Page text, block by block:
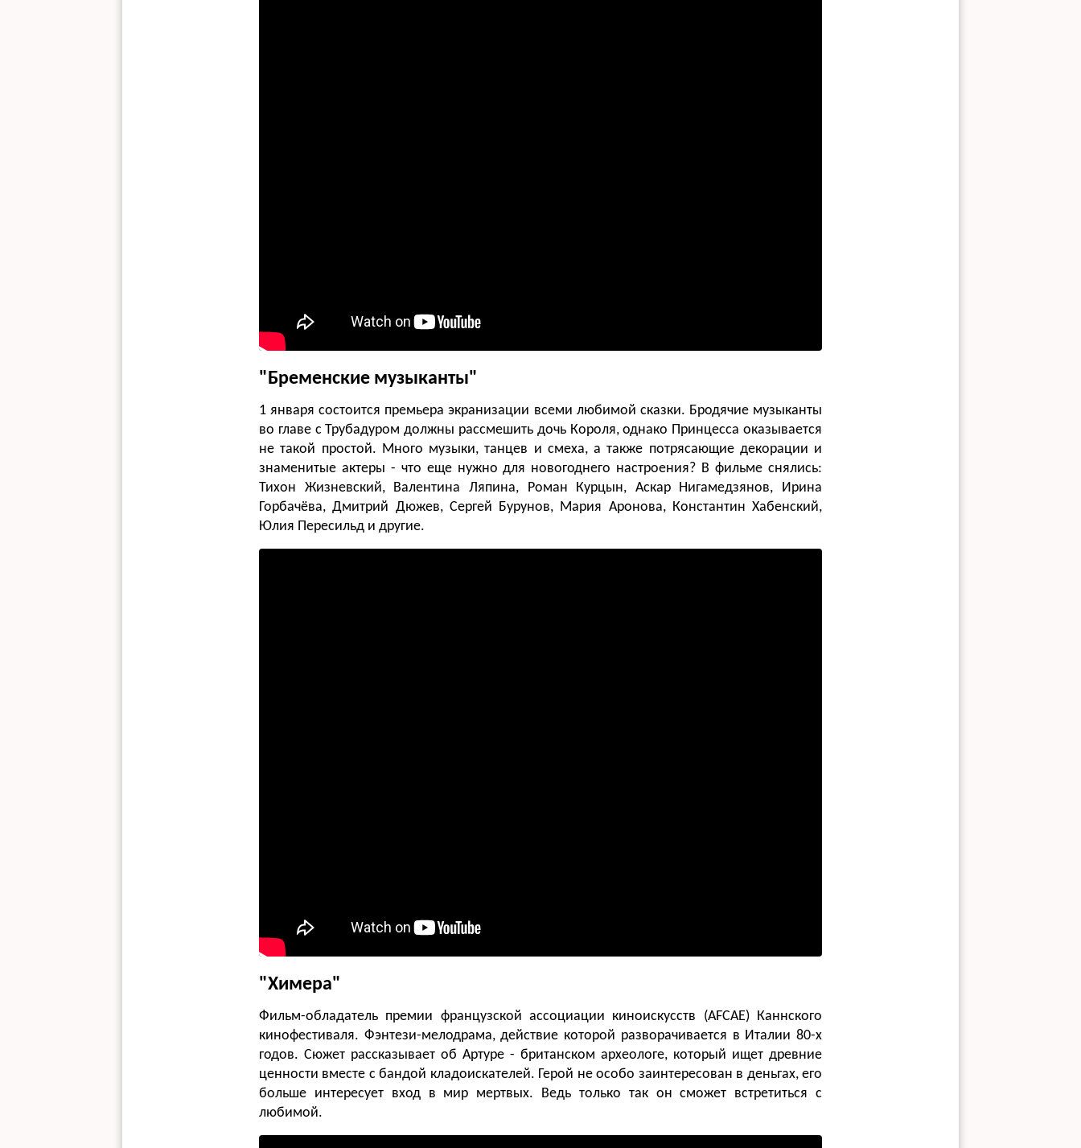
"Бременские музыканты"
1 января состоится премьера экранизации всеми любимой сказки. Бродячие музыканты
во главе с Трубадуром должны рассмешить дочь Короля, однако Принцесса оказывается
не такой простой. Много музыки, танцев и смеха, а также потрясающие декорации и
знаменитые актеры - что еще нужно для новогоднего настроения? В фильме снялись:
Тихон Жизневский, Валентина Ляпина, Роман Курцын, Аскар Нигамедзянов, Ирина
Горбачёва, Дмитрий Дюжев, Сергей Бурунов, Мария Аронова, Константин Хабенский,
Юлия Пересильд и другие.
"Химера"
Фильм-обладатель премии французской ассоциации киноискусств (AFCAE) Каннского
кинофестиваля. Фэнтези-мелодрама, действие которой разворачивается в Италии 80-х
годов. Сюжет рассказывает об Артуре - британском археологе, который ищет древние
ценности вместе с бандой кладоискателей. Герой не особо заинтересован в деньгах, его
больше интересует вход в мир мертвых. Ведь только так он сможет встретиться с
любимой.